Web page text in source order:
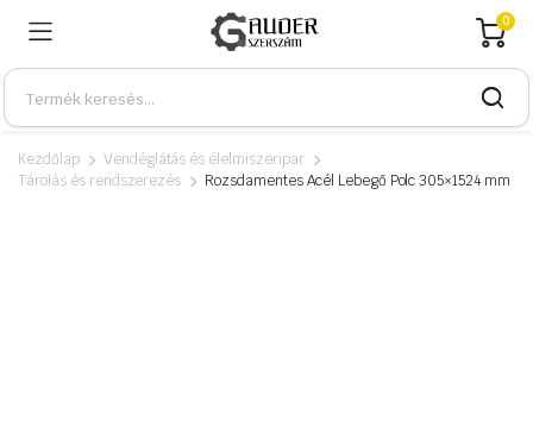
0
Kezdőlap
Vendéglátás és élelmiszeripar
Tárolás és rendszerezés
Rozsdamentes Acél Lebegő Polc 305×1524 mm